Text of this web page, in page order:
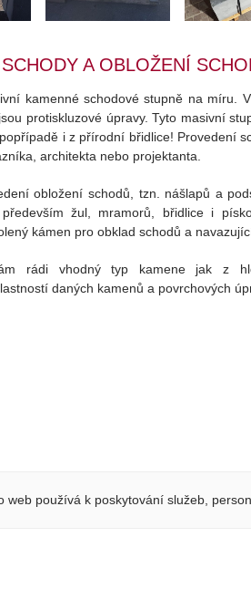
A OBLOŽENÍ
kamenné schodové stupně na míru.
protiskluzové úpravy. Tyto masivní
i z přírodní břidlice! Provedení
architekta nebo projektanta.
obložení schodů, tzn. nášlapů a
žul, mramorů, břidlice i
kámen pro obklad schodů a
rádi vhodný typ kamene jak z
daných kamenů a povrchových
web používá k poskytování služeb,